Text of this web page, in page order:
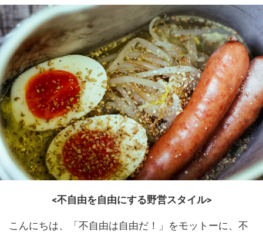
<不自由を自由にする野営スタイル>
こんにちは、「不自由は自由だ！」をモットーに、不